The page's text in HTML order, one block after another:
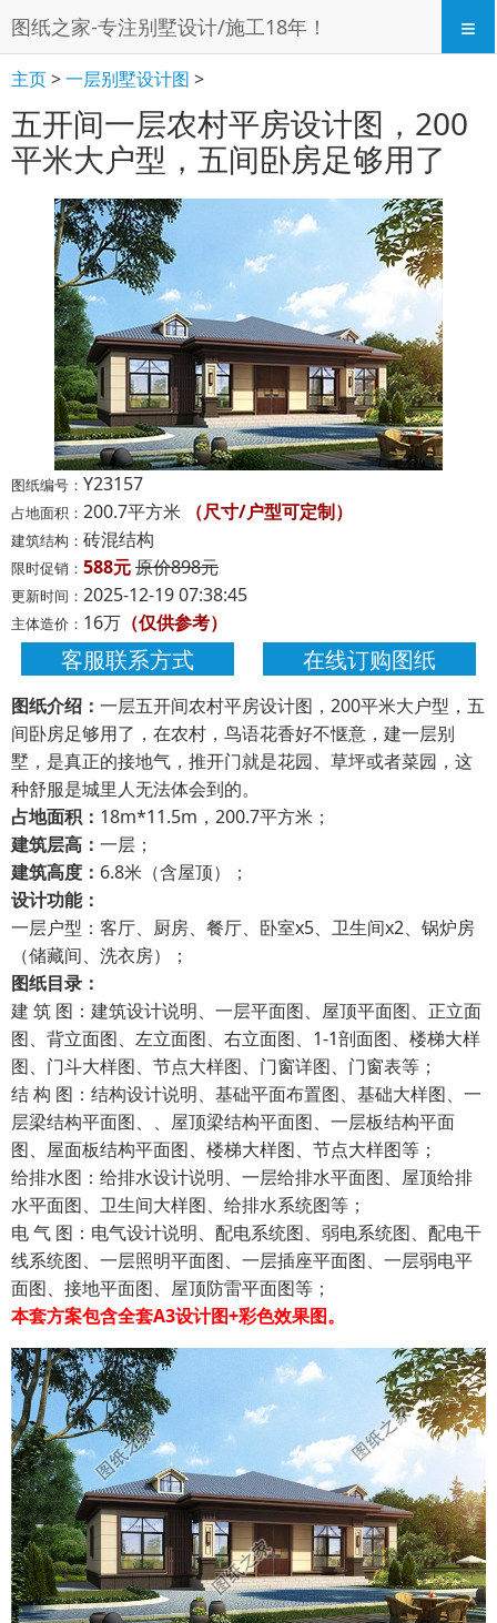
图纸之家-专注别墅设计/施工18年！ ≡
主页>一层别墅设计图 >
五开间一层农村平房设计图，200
平米大户型，五间卧房足够用了
图纸编号： Y23157
占地面积： 200.7平方米 （尺寸/户型可定制）
建筑结构： 砖混结构
限时促销： 588元原价898元
更新时间： 2025-12-19 07:38:45
主体造价： 16万 （仅供参考）
客服联系方式 在线订购图纸
图纸介绍： 一层五开间农村平房设计图，200平米大户型，五
间卧房足够用了，在农村，鸟语花香好不惬意，建一层别
墅，是真正的接地气，推开门就是花园、草坪或者菜园，这
种舒服是城里人无法体会到的。
占地面积： 18m*11.5m，200.7平方米；
建筑层高： 一层；
建筑高度： 6.8米（含屋顶）；
设计功能：
一层户型：客厅、厨房、餐厅、卧室x5、卫生间x2、锅炉房
（储藏间、洗衣房）；
图纸目录：
建 筑 图：建筑设计说明、一层平面图、屋顶平面图、正立面
图、背立面图、左立面图、右立面图、1-1剖面图、楼梯大样
图、门斗大样图、节点大样图、门窗详图、门窗表等；
结 构 图：结构设计说明、基础平面布置图、基础大样图、一
层梁结构平面图、、屋顶梁结构平面图、一层板结构平面
图、屋面板结构平面图、楼梯大样图、节点大样图等；
给排水图：给排水设计说明、一层给排水平面图、屋顶给排
水平面图、卫生间大样图、给排水系统图等；
电 气 图：电气设计说明、配电系统图、弱电系统图、配电干
线系统图、一层照明平面图、一层插座平面图、一层弱电平
面图、接地平面图、屋顶防雷平面图等；
本套方案包含全套A3设计图+彩色效果图。